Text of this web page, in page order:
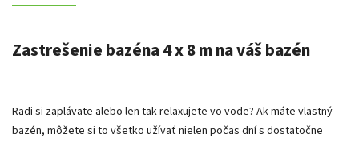
Zastrešenie bazéna 4 x 8 m na váš bazén
Radi si zaplávate alebo len tak relaxujete vo vode? Ak máte vlastný
bazén, môžete si to všetko užívať nielen počas dní s dostatočne